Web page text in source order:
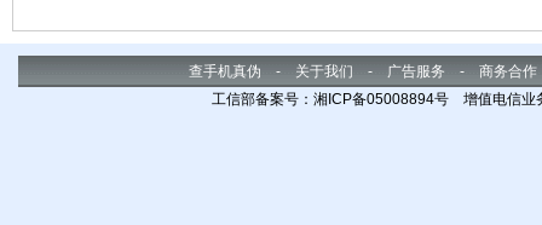
查手机真伪 - 关于我们 - 广告服务 - 商务合作
工信部备案号：湘ICP备05008894号 增值电信